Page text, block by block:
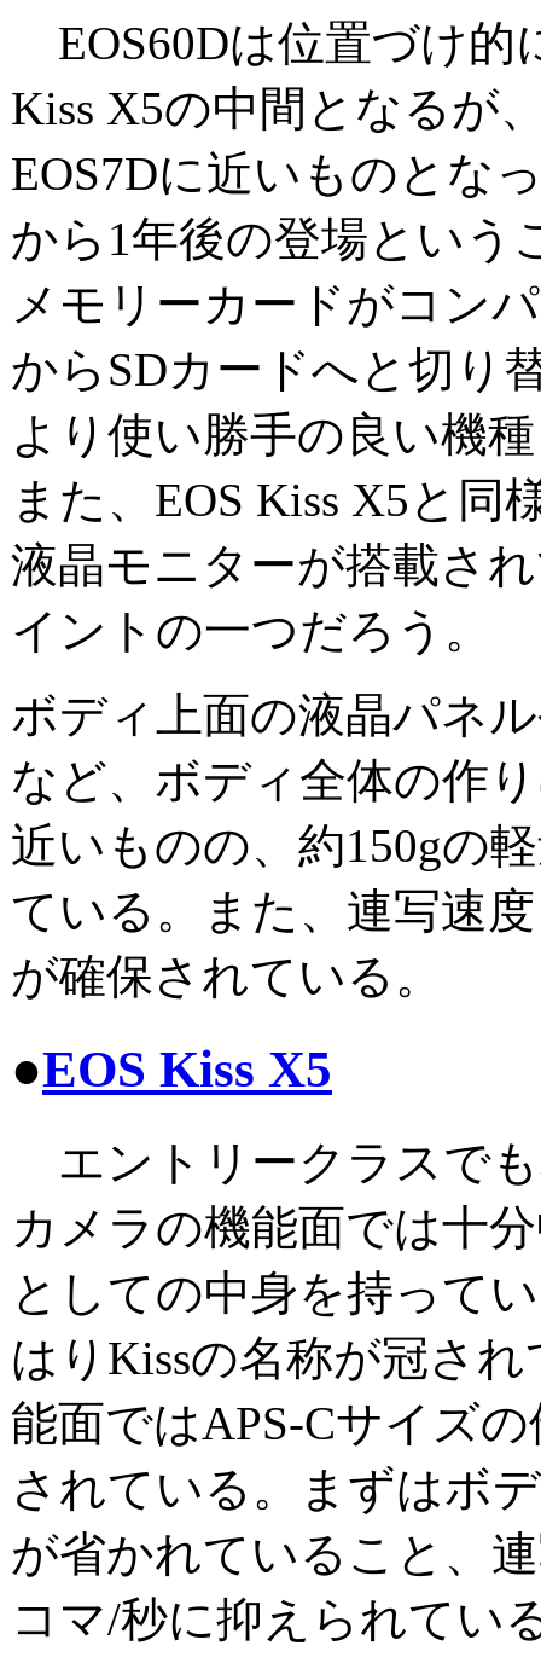
EOS60Dは位置づけ的
Kiss X5の中間となるが
EOS7Dに近いものとな
から1年後の登場という
メモリーカードがコン
からSDカードへと切り
より使い勝手の良い機
また、EOS Kiss X5と同
液晶モニターが搭載さ
イントの一つだろう。
ボディ上面の液晶パネ
など、ボディ全体の作
近いものの、約150gの
ている。また、連写速
が確保されている。
●EOS Kiss X5
エントリークラスで
カメラの機能面では十
としての中身を持って
はりKissの名称が冠さ
能面ではAPS-Cサイズ
されている。まずはボ
が省かれていること、
コマ/秒に抑えられてい